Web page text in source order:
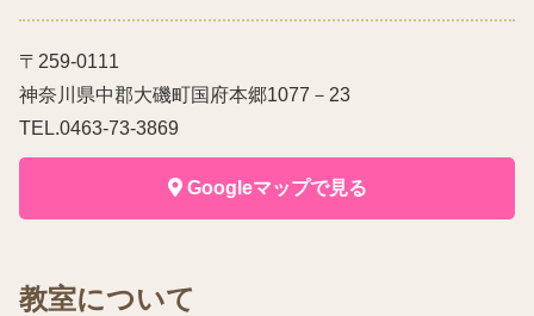
〒259-0111
神奈川県中郡大磯町国府本郷1077－23
TEL.0463-73-3869
Googleマップで見る
教室について